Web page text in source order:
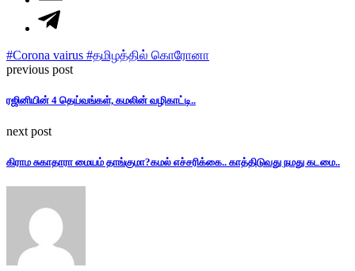
#Corona vairus #தமிழத்தில் கொரோனா
previous post
ரஜினியின் 4 தெய்வங்கள், கமலின் வழிகாட்டி..
next post
கிராம சுகாதாரா மையம் தாங்குமா?கமல் எச்சரிக்கை.. காத்திடுவது நமது கடமை..